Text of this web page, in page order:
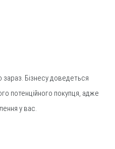
зараз. Бізнесу доведеться
потенційного покупця, адже
у вас.